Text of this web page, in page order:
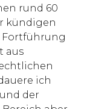
rund 60
kündigen
Fortführung
aus
ich
der